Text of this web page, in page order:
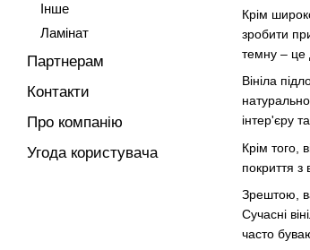
Крім
зробити
темну – це
Вініла
інтер'єру
Крім того,
покриття
Зрештою,
Сучасні
часто
Iнше
Ламінат
Партнерам
Контакти
Про компанію
Угода користувача